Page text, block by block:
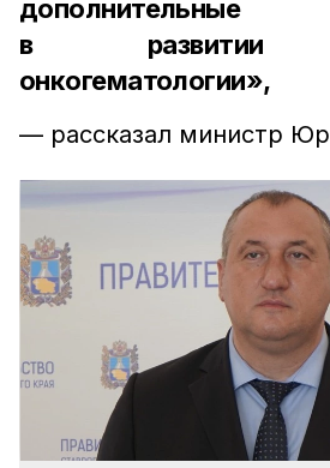
дополнительные
в развитии
онкогематологии»,
— рассказал министр